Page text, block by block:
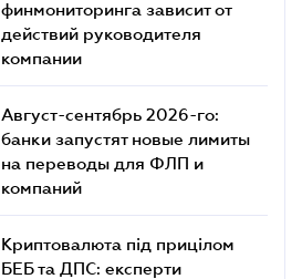
финмониторинга зависит от
действий руководителя
компании
Август-сентябрь 2026-го:
банки запустят новые лимиты
на переводы для ФЛП и
компаний
Криптовалюта під прицілом
БЕБ та ДПС: експерти